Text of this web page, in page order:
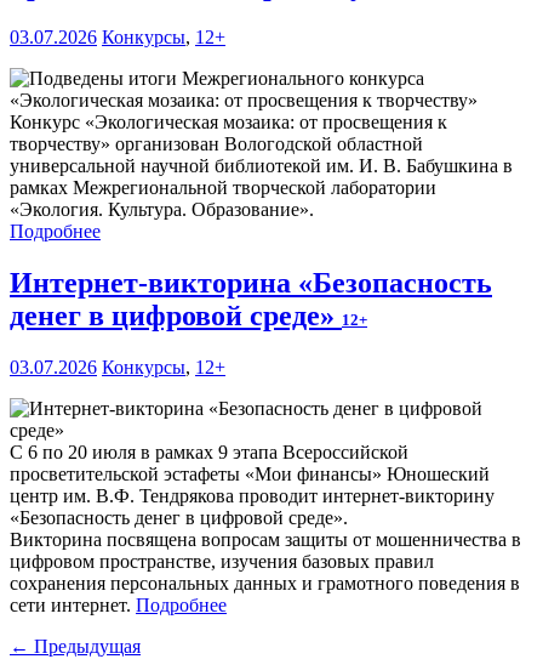
03.07.2026 Конкурсы, 12+
Конкурс «Экологическая мозаика: от просвещения к
творчеству» организован Вологодской областной
универсальной научной библиотекой им. И. В. Бабушкина в
рамках Межрегиональной творческой лаборатории
«Экология. Культура. Образование».
Подробнее
Интернет-викторина «Безопасность
денег в цифровой среде» 12+
03.07.2026 Конкурсы, 12+
С 6 по 20 июля в рамках 9 этапа Всероссийской
просветительской эстафеты «Мои финансы» Юношеский
центр им. В.Ф. Тендрякова проводит интернет-викторину
«Безопасность денег в цифровой среде».
Викторина посвящена вопросам защиты от мошенничества в
цифровом пространстве, изучения базовых правил
сохранения персональных данных и грамотного поведения в
сети интернет. Подробнее
← Предыдущая